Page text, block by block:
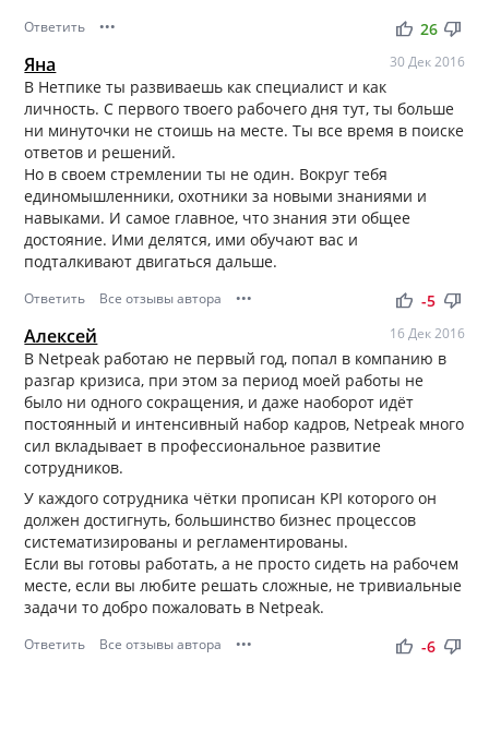
Ответить ••• thumb_up thumb_down
26
Яна 30 Дек 2016
В Нетпике ты развиваешь как специалист и как
личность. С первого твоего рабочего дня тут, ты больше
ни минуточки не стоишь на месте. Ты все время в поиске
ответов и решений.
Но в своем стремлении ты не один. Вокруг тебя
единомышленники, охотники за новыми знаниями и
навыками. И самое главное, что знания эти общее
достояние. Ими делятся, ими обучают вас и
подталкивают двигаться дальше.
Ответить Все отзывы автора ••• thumb_up thumb_down
-5
Алексей 16 Дек 2016
В Netpeak работаю не первый год, попал в компанию в
разгар кризиса, при этом за период моей работы не
было ни одного сокращения, и даже наоборот идёт
постоянный и интенсивный набор кадров, Netpeak много
сил вкладывает в профессиональное развитие
сотрудников.
У каждого сотрудника чётки прописан KPI которого он
должен достигнуть, большинство бизнес процессов
систематизированы и регламентированы.
Если вы готовы работать, а не просто сидеть на рабочем
месте, если вы любите решать сложные, не тривиальные
задачи то добро пожаловать в Netpeak.
Ответить Все отзывы автора ••• thumb_up thumb_down
-6